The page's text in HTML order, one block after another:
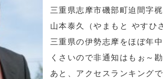
三重県志摩市磯部町迫間字
山本泰久（やまもと やすひ
三重県の伊勢志摩をほぼ年
くさいので非通知はもぉ～
あと、アクセスランキング